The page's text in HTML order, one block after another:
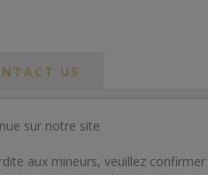
US
sur notre site
aux mineurs, veuillez confirmer